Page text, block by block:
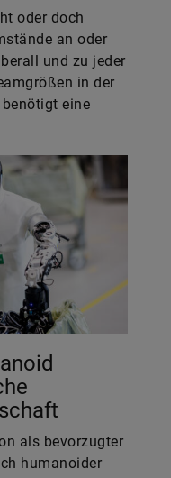
oder doch
an oder
und zu jeder
in der
eine
als bevorzugter
humanoider